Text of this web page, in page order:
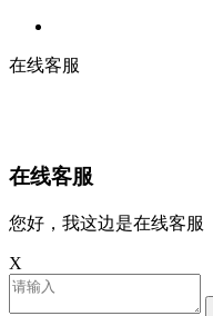
在线客服
在线客服
您好，我这边是在线客服
X